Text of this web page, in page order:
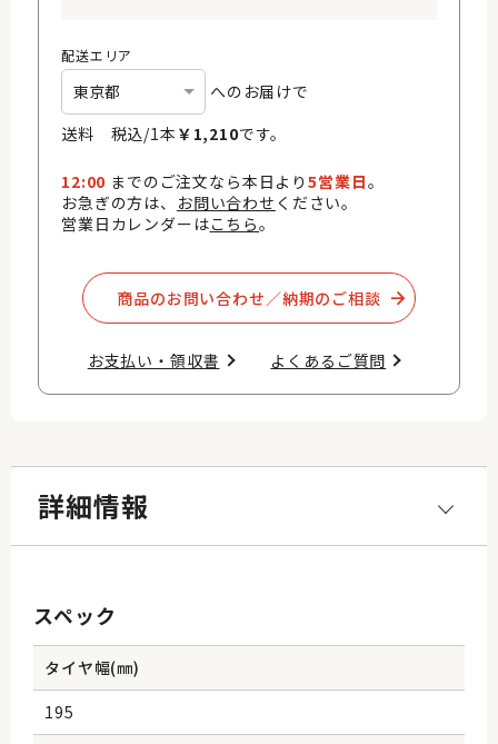
配送エリア
へのお届けで
送料 税込/1本 ￥ 1,210です。
12:00 までのご注文なら本日より5営業日。
お急ぎの方は、 お問い合わせ ください。
営業日カレンダーはこちら。
商品のお問い合わせ／納期のご相談​
お支払い・領収書​ よくあるご質問​
詳細情報
スペック
タイヤ幅(㎜)
195